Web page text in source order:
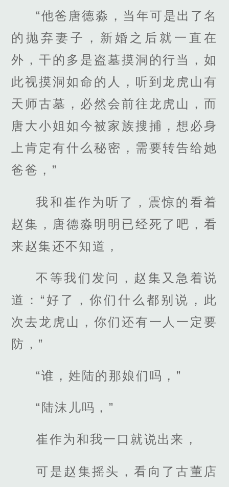
“他爸唐德淼，当年可是出了名
的抛弃妻子，新婚之后就一直在
外，干的多是盗墓摸洞的行当，如
此视摸洞如命的人，听到龙虎山有
天师古墓，必然会前往龙虎山，而
唐大小姐如今被家族搜捕，想必身
上肯定有什么秘密，需要转告给她
爸爸，”
我和崔作为听了，震惊的看着
赵集，唐德淼明明已经死了吧，看
来赵集还不知道，
不等我们发问，赵集又急着说
道：“好了，你们什么都别说，此
次去龙虎山，你们还有一人一定要
防，”
“谁，姓陆的那娘们吗，”
“陆沫儿吗，”
崔作为和我一口就说出来，
可是赵集摇头，看向了古董店